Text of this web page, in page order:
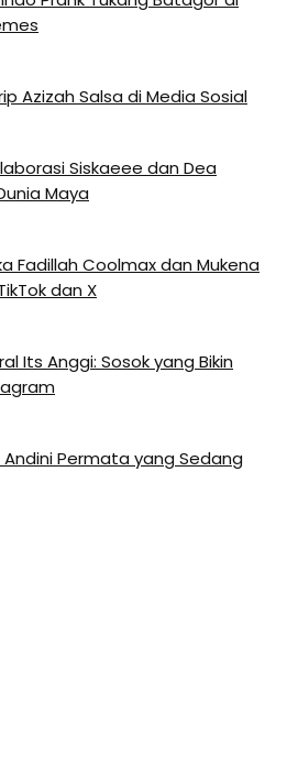
Azizah Salsa di Media Sosial
Siskaeee dan Dea
Maya
Fadillah Coolmax dan Mukena
dan X
Its Anggi: Sosok yang Bikin
Permata yang Sedang